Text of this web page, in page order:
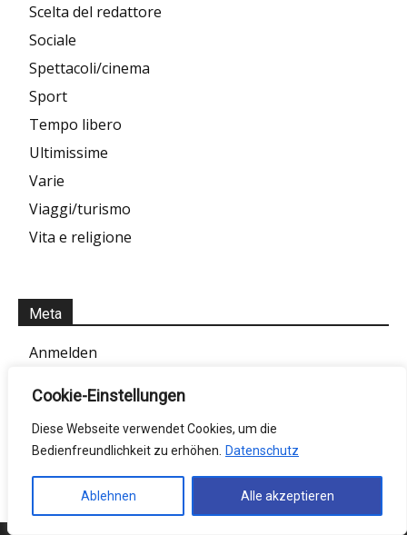
Cookie-Einstellungen
Diese Webseite verwendet Cookies, um die
Bedienfreundlichkeit zu erhöhen.
Datenschutz
Ablehnen Alle akzeptieren
Scelta del redattore
Sociale
Spettacoli/cinema
Sport
Tempo libero
Ultimissime
Varie
Viaggi/turismo
Vita e religione
Meta
Anmelden
Kommentar-Feed
WordPress.org